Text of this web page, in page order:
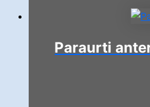
Paraurti